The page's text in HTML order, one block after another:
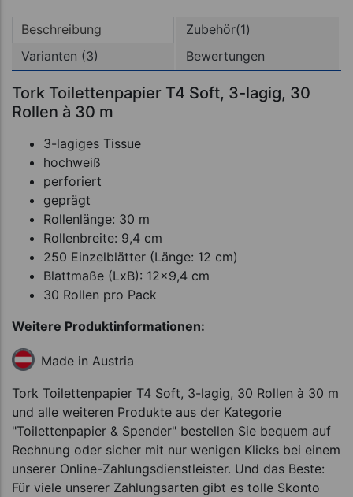
Beschreibung
Zubehör(1)
Varianten (3)
Bewertungen
Tork Toilettenpapier T4 Soft, 3-lagig, 30
Rollen à 30 m
3-lagiges Tissue
hochweiß
perforiert
geprägt
Rollenlänge: 30 m
Rollenbreite: 9,4 cm
250 Einzelblätter (Länge: 12 cm)
Blattmaße (LxB): 12x9,4 cm
30 Rollen pro Pack
Weitere Produktinformationen:
Made in Austria
Tork Toilettenpapier T4 Soft, 3-lagig, 30 Rollen à 30 m
und alle weiteren Produkte aus der Kategorie
"Toilettenpapier & Spender" bestellen Sie bequem auf
Rechnung oder sicher mit nur wenigen Klicks bei einem
unserer Online-Zahlungsdienstleister. Und das Beste:
Für viele unserer Zahlungsarten gibt es tolle Skonto